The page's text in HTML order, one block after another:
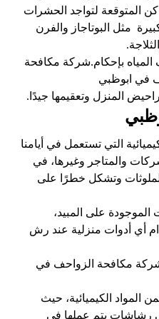
المتوقعة لتواجد الحشرات
مثل البوتاجاز والفرن
بإحكام.شركة مكافحة
في ابوظبي
المنزل وتعقيمها جيدًا.
التي تستعمل في أيامنا
والمتاجر وغيرها، في
وتشكل خطرًا على
الموجودة على المبيد،
أي أدوات منزلية عند رش
شركة مكافحة الزواحف في
المواد الكيميائية، حيث
رشاشات يتم عملها في